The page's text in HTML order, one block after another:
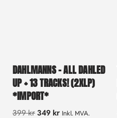
DAHLMANNS – ALL DAHLED
UP + 13 TRACKS! (2XLP)
*IMPORT*
399kr 349 kr Inkl. MVA.